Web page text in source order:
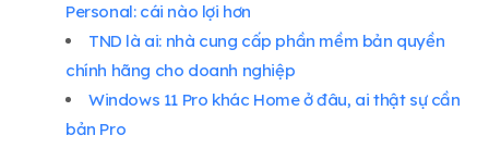
Personal: cái nào lợi hơn
TND là ai: nhà cung cấp phần mềm bản quyền
chính hãng cho doanh nghiệp
Windows 11 Pro khác Home ở đâu, ai thật sự cần
bản Pro